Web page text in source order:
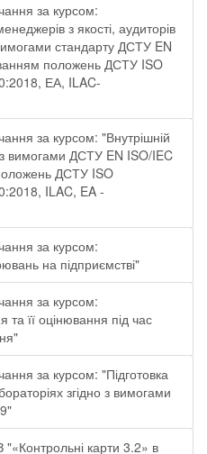
за курсом:
з якості, аудиторів
стандарту ДСТУ EN
положень ДСТУ ISO
ЕА, ILAC-
за курсом: "Внутрішній
з вимогами ДСТУ EN ISO/IEC
ДСТУ ISO
ILAC, EA -
за курсом:
на підприємстві"
за курсом:
та її оцінювання під час
за курсом: "Підготовка
згідно з вимогами
карти 3.2» в